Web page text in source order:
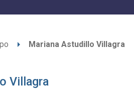
arrow_right Mariana Astudillo Villagra
Villagra